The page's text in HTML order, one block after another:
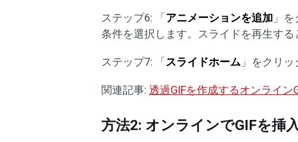
ステップ6: 「 アニメーションを追加 」
条件を選択します。スライドを再生す
ステップ7: 「 スライドホーム 」をクリ
関連記事:透過GIFを作成するオンライン
方法2: オンラインでGIFを挿